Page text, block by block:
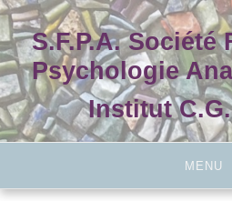
Skip
to
contentS.F.P.A. Société
Psychologie
Institut
MENU